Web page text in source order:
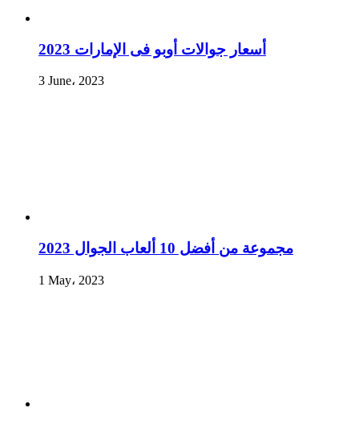
أسعار جوالات أوبو فى الإمارات 2023
3 June، 2023
مجموعة من أفضل 10 ألعاب الجوال 2023
1 May، 2023